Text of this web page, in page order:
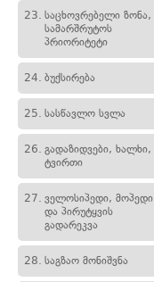
23. საცხოვრებელი ზონა,
სამარშრუტოს
პრიორიტეტი
24. ბუქსირება
25. სასწავლო სვლა
26. გადაზიდვები, ხალხი,
ტვირთი
27. ველოსიპედი, მოპედი
და პირუტყვის
გადარეკვა
28. საგზაო მონიშვნა